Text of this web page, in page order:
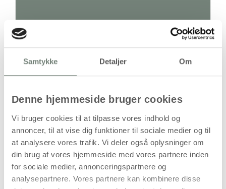
Samtykke Detaljer Om
Denne hjemmeside bruger cookies
Vi bruger cookies til at tilpasse vores indhold og
annoncer, til at vise dig funktioner til sociale medier og til
at analysere vores trafik. Vi deler også oplysninger om
din brug af vores hjemmeside med vores partnere inden
for sociale medier, annonceringspartnere og
analysepartnere. Vores partnere kan kombinere disse
Antal Pris / Stk
1 stk 49,94 kr.
kr.ekskl. moms)
Leveringsomkostninger
Læg i kurven
Din bestilling er først bindende,